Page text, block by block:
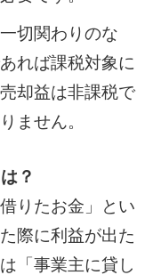
切関わりのな
れば課税対象に
却益は非課税で
ません。
？
りたお金」とい
際に利益が出た
「事業主に貸し